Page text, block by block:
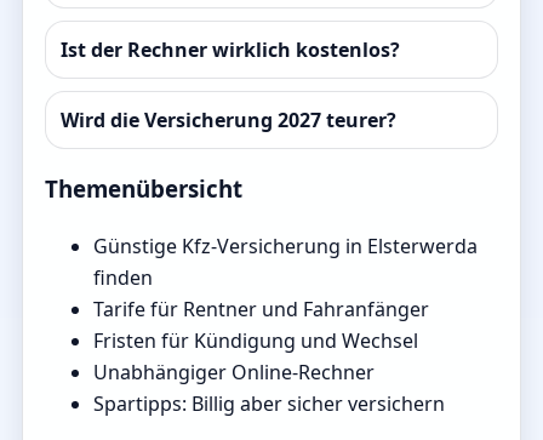
Ist der Rechner wirklich kostenlos?
Wird die Versicherung 2027 teurer?
Themenübersicht
Günstige Kfz-Versicherung in Elsterwerda
finden
Tarife für Rentner und Fahranfänger
Fristen für Kündigung und Wechsel
Unabhängiger Online-Rechner
Spartipps: Billig aber sicher versichern